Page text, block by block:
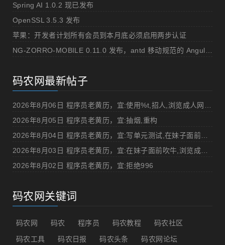
Spring AI 1.0.2 现已发布
OpenSSL 3.5.3 发布
苹果：开发者计划所有会员到本月底必须启用两步认证
码农网最新帖子
2026年8月05日 程序员老黄历，宜:抽烟,重构
2026年8月02日 程序员老黄历，宜:拒绝996
码农网关键词
码农网 码农 程序员 码农教程
码农社区
码农工具
码农日报 码农头条 码农网论坛